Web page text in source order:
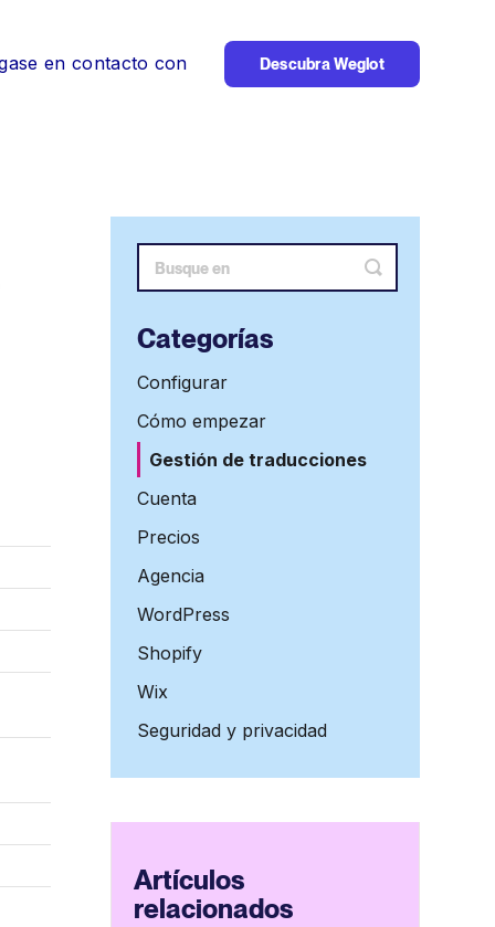
en contacto con Descubra Weglot
Alternar
búsqueda
Categorías
Configurar
Cómo empezar
Gestión de traducciones
Cuenta
Precios
Agencia
WordPress
Shopify
Wix
Seguridad y privacidad
Artículos
relacionados